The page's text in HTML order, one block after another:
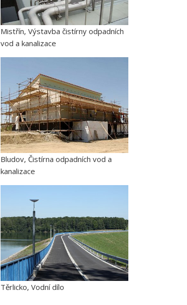
Mistřín, Výstavba čistírny odpadních
vod a kanalizace
Bludov, Čistírna odpadních vod a
kanalizace
Těrlicko, Vodní dílo